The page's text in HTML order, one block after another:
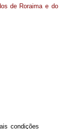
de Roraima e do
condições